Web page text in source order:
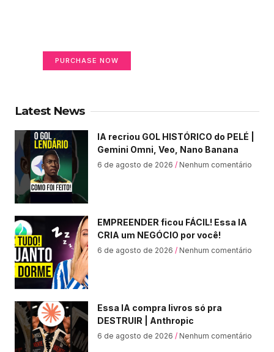
PURCHASE NOW
Latest News
IA recriou GOL HISTÓRICO do PELÉ |
Gemini Omni, Veo, Nano Banana
6 de agosto de 2026 Nenhum comentário
EMPREENDER ficou FÁCIL! Essa IA
CRIA um NEGÓCIO por você!
6 de agosto de 2026 Nenhum comentário
Essa IA compra livros só pra
DESTRUIR | Anthropic
6 de agosto de 2026 Nenhum comentário